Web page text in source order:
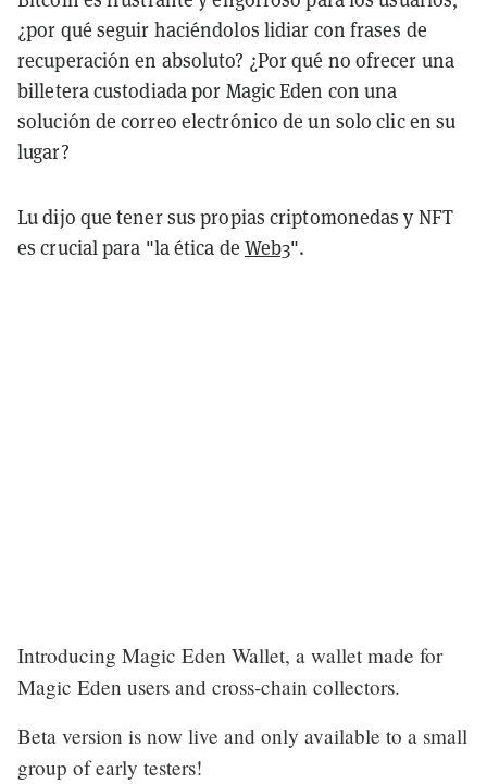
¿por qué seguir haciéndolos lidiar con frases de
recuperación en absoluto? ¿Por qué no ofrecer una
billetera custodiada por Magic Eden con una
solución de correo electrónico de un solo clic en su
lugar?
Lu dijo que tener sus propias criptomonedas y NFT
es crucial para "la ética de Web3".
Introducing Magic Eden Wallet, a wallet made for
Magic Eden users and cross-chain collectors.
Beta version is now live and only available to a small
group of early testers!